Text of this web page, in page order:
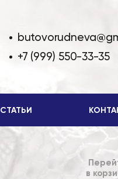
+7 (999) 550-33-35
СТАТЬИ
в